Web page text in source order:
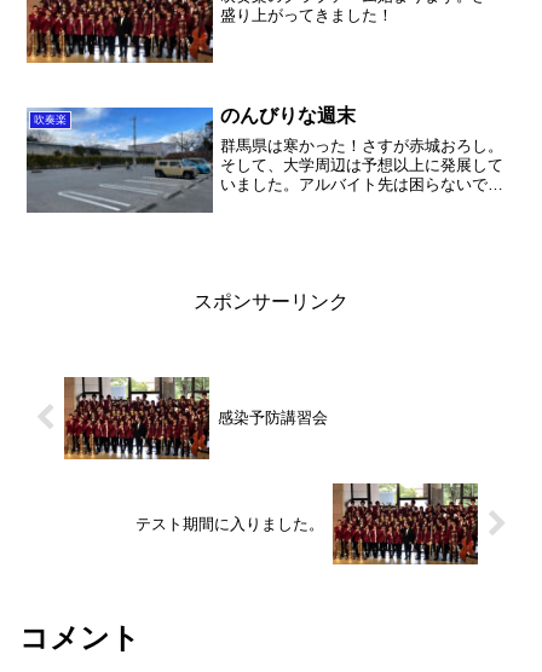
盛り上がってきました！
吹奏楽 のんびりな週末
群馬県は寒かった！さすが赤城おろし。
そして、大学周辺は予想以上に発展して
いました。アルバイト先は困らないです
スポンサーリンク
感染予防講習会
テスト期間に入りました。
コメント